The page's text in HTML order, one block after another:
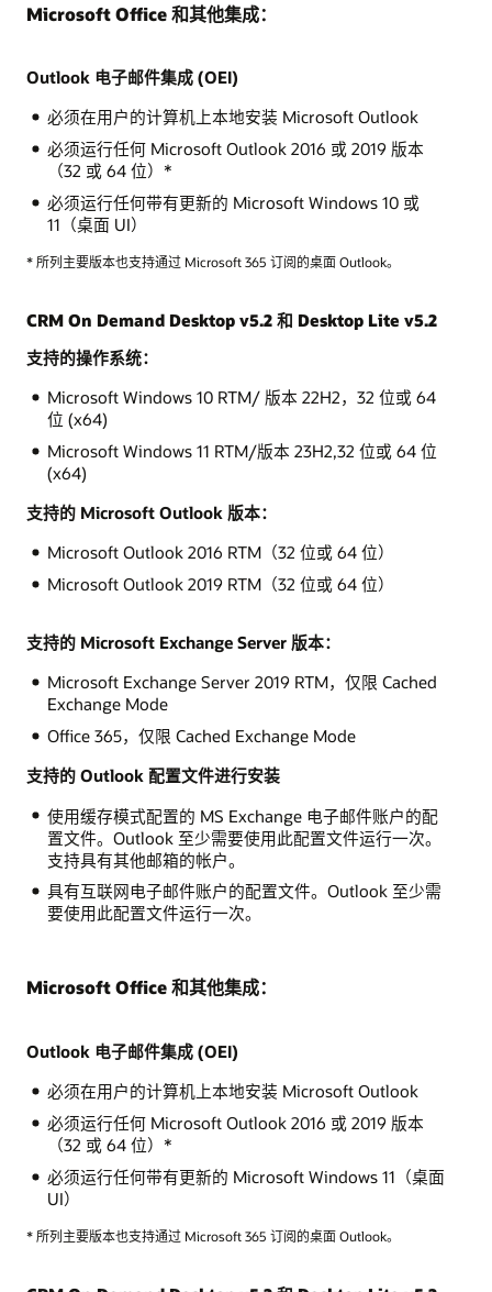
Microsoft Office 和其他集成：
Outlook 电子邮件集成 (OEI)
必须在用户的计算机上本地安装 Microsoft Outlook
必须运行任何 Microsoft Outlook 2016 或 2019 版本
（32 或 64 位）*
必须运行任何带有更新的 Microsoft Windows 10 或
11（桌面 UI）
* 所列主要版本也支持通过 Microsoft 365 订阅的桌面 Outlook。
CRM On Demand Desktop v5.2 和 Desktop Lite v5.2
支持的操作系统：
Microsoft Windows 10 RTM/ 版本 22H2，32 位或 64
位 (x64)
Microsoft Windows 11 RTM/版本 23H2,32 位或 64 位
(x64)
支持的 Microsoft Outlook 版本：
Microsoft Outlook 2016 RTM（32 位或 64 位）
Microsoft Outlook 2019 RTM（32 位或 64 位）
支持的 Microsoft Exchange Server 版本：
Microsoft Exchange Server 2019 RTM，仅限 Cached
Exchange Mode
Office 365，仅限 Cached Exchange Mode
支持的 Outlook 配置文件进行安装
使用缓存模式配置的 MS Exchange 电子邮件账户的配
置文件。Outlook 至少需要使用此配置文件运行一次。
支持具有其他邮箱的帐户。
具有互联网电子邮件账户的配置文件。Outlook 至少需
要使用此配置文件运行一次。
Microsoft Office 和其他集成：
Outlook 电子邮件集成 (OEI)
必须在用户的计算机上本地安装 Microsoft Outlook
必须运行任何 Microsoft Outlook 2016 或 2019 版本
（32 或 64 位）*
必须运行任何带有更新的 Microsoft Windows 11（桌面
UI）
* 所列主要版本也支持通过 Microsoft 365 订阅的桌面 Outlook。